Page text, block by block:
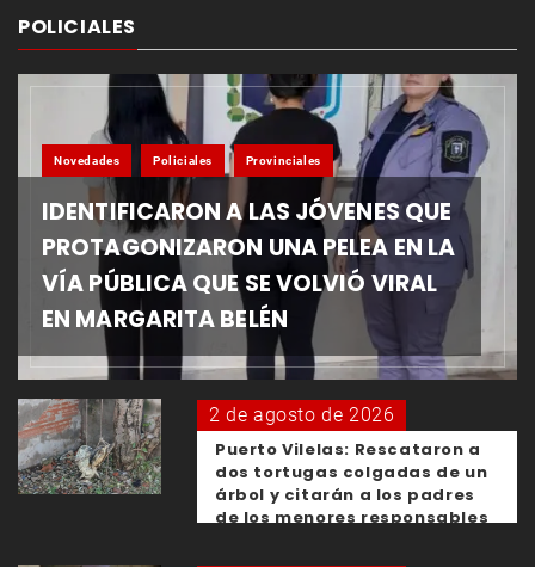
POLICIALES
Novedades Policiales Provinciales
IDENTIFICARON A LAS JÓVENES QUE
PROTAGONIZARON UNA PELEA EN LA
VÍA PÚBLICA QUE SE VOLVIÓ VIRAL
EN MARGARITA BELÉN
2 de agosto de 2026
Puerto Vilelas: Rescataron a
dos tortugas colgadas de un
árbol y citarán a los padres
de los menores responsables